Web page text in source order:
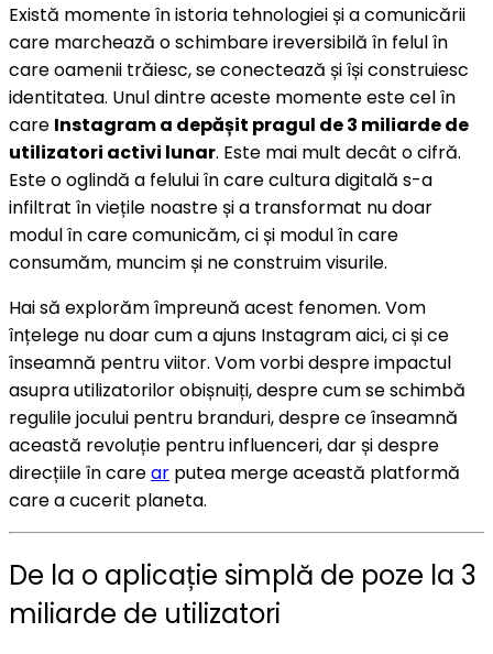
Există momente în istoria tehnologiei și a comunicării
care marchează o schimbare ireversibilă în felul în
care oamenii trăiesc, se conectează și își construiesc
identitatea. Unul dintre aceste momente este cel în
care Instagram a depășit pragul de 3 miliarde de
utilizatori activi lunar. Este mai mult decât o cifră.
Este o oglindă a felului în care cultura digitală s-a
infiltrat în viețile noastre și a transformat nu doar
modul în care comunicăm, ci și modul în care
consumăm, muncim și ne construim visurile.
Hai să explorăm împreună acest fenomen. Vom
înțelege nu doar cum a ajuns Instagram aici, ci și ce
înseamnă pentru viitor. Vom vorbi despre impactul
asupra utilizatorilor obișnuiți, despre cum se schimbă
regulile jocului pentru branduri, despre ce înseamnă
această revoluție pentru influenceri, dar și despre
direcțiile în carear putea merge această platformă
care a cucerit planeta.
De la o aplicație simplă de poze la 3
miliarde de utilizatori